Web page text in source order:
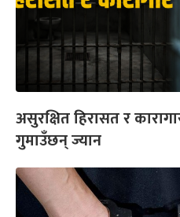
असुरक्षित हिरासत र
गुमाउँछन् ज्यान